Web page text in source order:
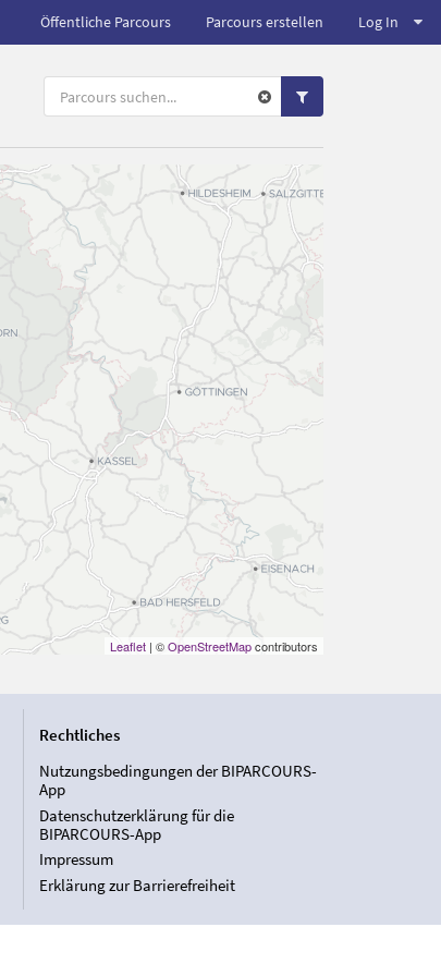
Öffentliche Parcours Parcours erstellen Log In
Leaflet| ©OpenStreetMapcontributors
Rechtliches
Nutzungsbedingungen der BIPARCOURS-
App
Datenschutzerklärung für die
BIPARCOURS-App
Impressum
Erklärung zur Barrierefreiheit